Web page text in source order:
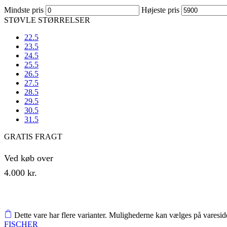
Mindste pris
Højeste pris
STØVLE STØRRELSER
22.5
23.5
24.5
25.5
26.5
27.5
28.5
29.5
30.5
31.5
GRATIS FRAGT
Ved køb over
4.000 kr.
Dette vare har flere varianter. Mulighederne kan vælges på
FISCHER